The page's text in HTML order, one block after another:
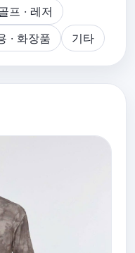
프 · 레저
· 화장품 기타